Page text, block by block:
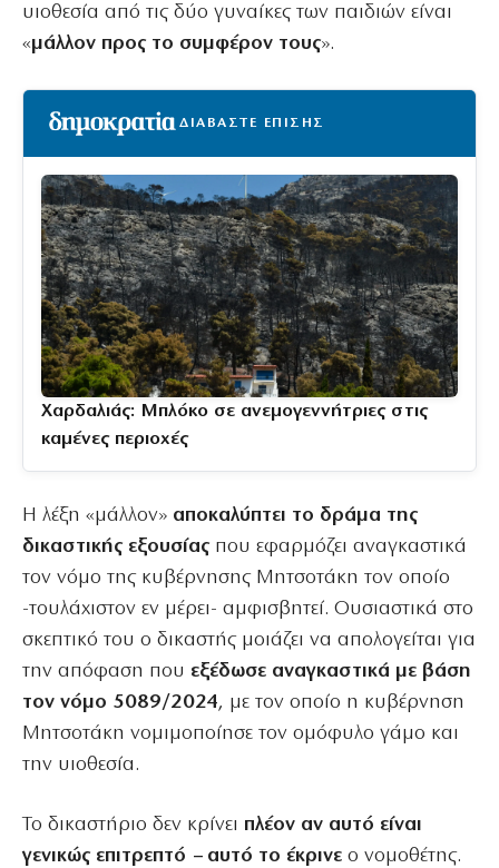
υιοθεσία από τις δύο γυναίκες των παιδιών είναι
«μάλλον προς το συμφέρον τους».
ΔΙΑΒΑΣΤΕ ΕΠΙΣΗΣ
Χαρδαλιάς: Μπλόκο σε ανεμογεννήτριες στις
καμένες περιοχές
Η λέξη «μάλλον» αποκαλύπτει το δράμα της
δικαστικής εξουσίας που εφαρμόζει αναγκαστικά
τον νόμο της κυβέρνησης Μητσοτάκη τον οποίο
-τουλάχιστον εν μέρει- αμφισβητεί. Ουσιαστικά στο
σκεπτικό του ο δικαστής μοιάζει να απολογείται για
την απόφαση που εξέδωσε αναγκαστικά με βάση
τον νόμο 5089/2024, με τον οποίο η κυβέρνηση
Μητσοτάκη νομιμοποίησε τον ομόφυλο γάμο και
την υιοθεσία.
Το δικαστήριο δεν κρίνει πλέον αν αυτό είναι
γενικώς επιτρεπτό – αυτό το έκρινε ο νομοθέτης.